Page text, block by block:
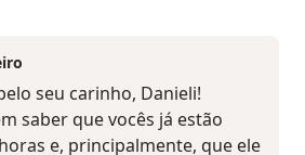
seu carinho, Danieli!
saber que vocês já estão
e, principalmente, que ele